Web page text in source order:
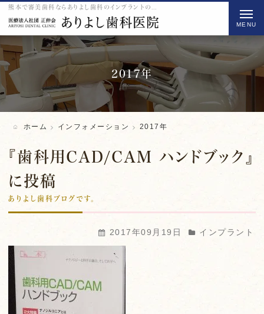
2017年
ホーム インフォメーション 2017年
『歯科用CAD/CAM ハンドブック』
に投稿
ありよし歯科ブログです。
2017年09月19日 インプラント
t
o
g
l
i
o